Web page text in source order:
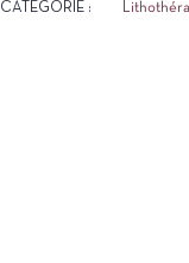
CATÉGORIE :